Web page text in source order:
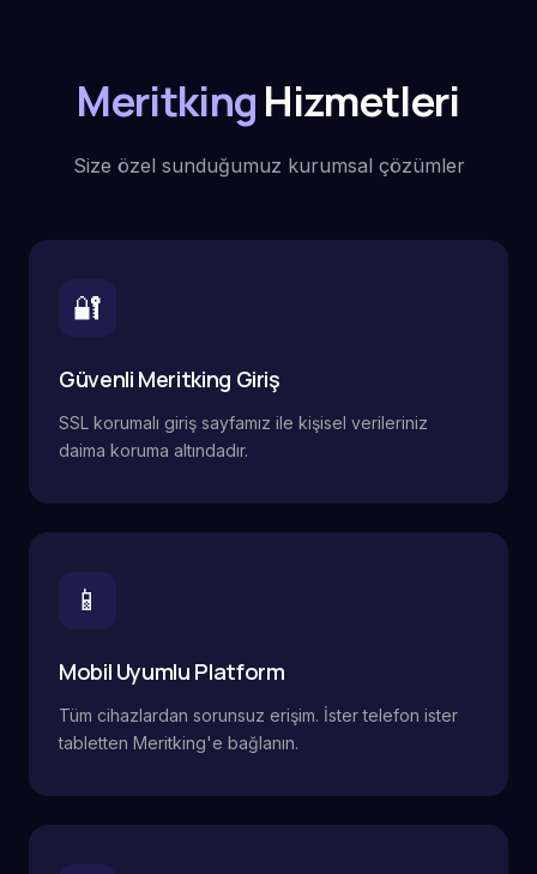
MeritkingHizmetleri
Size özel sunduğumuz kurumsal çözümler
🔐
Güvenli Meritking Giriş
SSL korumalı giriş sayfamız ile kişisel verileriniz
daima koruma altındadır.
📱
Mobil Uyumlu Platform
Tüm cihazlardan sorunsuz erişim. İster telefon ister
tabletten Meritking'e bağlanın.